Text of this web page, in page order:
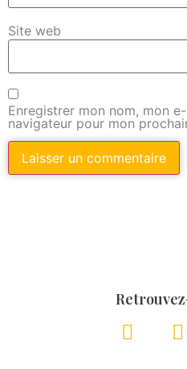
Site web
Enregistrer mon nom, mon
navigateur pour mon